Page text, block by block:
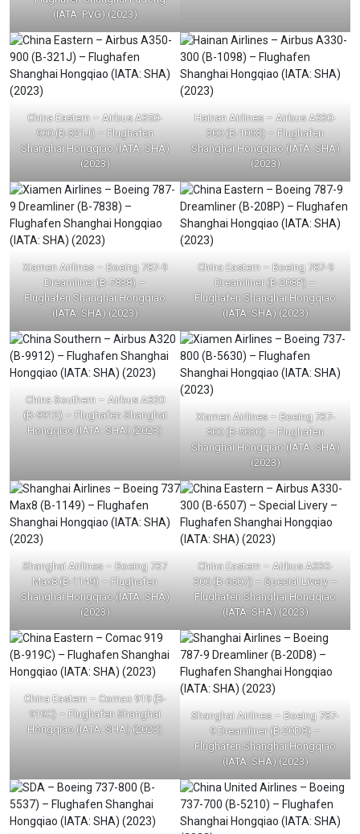
(IATA: PVG) (2023)
China Eastern – Airbus A350-
900 (B-321J) – Flughafen
Shanghai Hongqiao (IATA: SHA)
(2023)
Hainan Airlines – Airbus A330-
300 (B-1098) – Flughafen
Shanghai Hongqiao (IATA: SHA)
(2023)
Xiamen Airlines – Boeing 787-9
Dreamliner (B-7838) –
Flughafen Shanghai Hongqiao
(IATA: SHA) (2023)
China Eastern – Boeing 787-9
Dreamliner (B-208P) –
Flughafen Shanghai Hongqiao
(IATA: SHA) (2023)
China Southern – Airbus A320
(B-9912) – Flughafen Shanghai
Hongqiao (IATA: SHA) (2023)
Xiamen Airlines – Boeing 737-
800 (B-5630) – Flughafen
Shanghai Hongqiao (IATA: SHA)
(2023)
Shanghai Airlines – Boeing 737
Max8 (B-1149) – Flughafen
Shanghai Hongqiao (IATA: SHA)
(2023)
China Eastern – Airbus A330-
300 (B-6507) – Special Livery –
Flughafen Shanghai Hongqiao
(IATA: SHA) (2023)
China Eastern – Comac 919 (B-
919C) – Flughafen Shanghai
Hongqiao (IATA: SHA) (2023)
Shanghai Airlines – Boeing 787-
9 Dreamliner (B-20D8) –
Flughafen Shanghai Hongqiao
(IATA: SHA) (2023)